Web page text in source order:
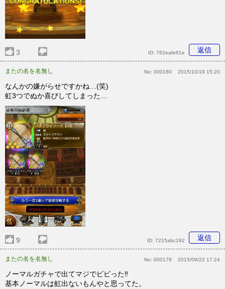
3 返信
ID: 762eafe61e
またの名を名無し No: 000180 2015/10/19 15:20
なんかの嫌がらせですかね…(笑)
虹3つでぬか喜びしてしまった…
9 返信
ID: 7215abc192
またの名を名無し No: 000178 2015/09/22 17:24
ノーマルガチャで出てマジでビビった‼︎
基本ノーマルは虹出ないもんやと思ってた。